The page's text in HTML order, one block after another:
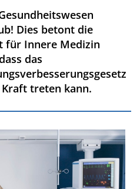
Dies betont die
für Innere Medizin
das
Kraft treten kann.